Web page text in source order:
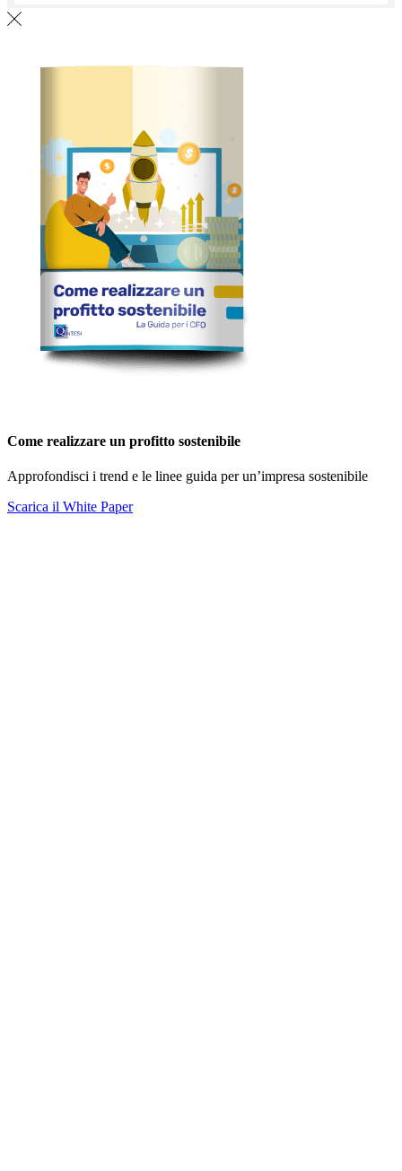
Come realizzare un profitto sostenibile
Approfondisci i trend e le linee guida per un’impresa sostenibile
Scarica il White Paper